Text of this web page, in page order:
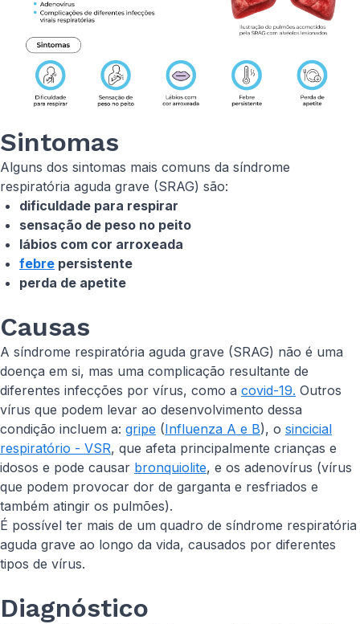
Sintomas
Alguns dos sintomas mais comuns da síndrome
respiratória aguda grave (SRAG) são:
dificuldade para respirar
sensação de peso no peito
lábios com cor arroxeada
febre persistente
perda de apetite
Causas
A síndrome respiratória aguda grave (SRAG) não é uma
doença em si, mas uma complicação resultante de
diferentes infecções por vírus, como a covid-19. Outros
vírus que podem levar ao desenvolvimento dessa
condição incluem a: gripe (Influenza A e B), o sincicial
respiratório - VSR, que afeta principalmente crianças e
idosos e pode causar bronquiolite, e os adenovírus (vírus
que podem provocar dor de garganta e resfriados e
também atingir os pulmões).
É possível ter mais de um quadro de síndrome respiratória
aguda grave ao longo da vida, causados por diferentes
tipos de vírus.
Diagnóstico